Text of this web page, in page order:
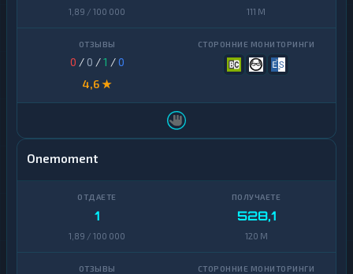
1,89 / 100 000 111 M
0 / 0 /1 /0
4,6 ★
Onemoment
1
1,89 / 100 000
528,1
120 M